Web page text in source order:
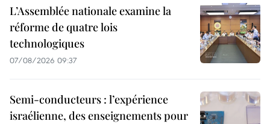
L’Assemblée nationale examine la
réforme de quatre lois
technologiques
07/08/2026 09:37
Semi-conducteurs : l’expérience
israélienne, des enseignements pour